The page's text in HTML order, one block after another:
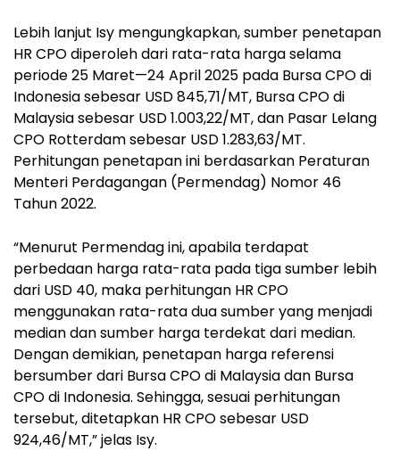
Lebih lanjut Isy mengungkapkan, sumber penetapan
HR CPO diperoleh dari rata-rata harga selama
periode 25 Maret—24 April 2025 pada Bursa CPO di
Indonesia sebesar USD 845,71/MT, Bursa CPO di
Malaysia sebesar USD 1.003,22/MT, dan Pasar Lelang
CPO Rotterdam sebesar USD 1.283,63/MT.
Perhitungan penetapan ini berdasarkan Peraturan
Menteri Perdagangan (Permendag) Nomor 46
Tahun 2022.
“Menurut Permendag ini, apabila terdapat
perbedaan harga rata-rata pada tiga sumber lebih
dari USD 40, maka perhitungan HR CPO
menggunakan rata-rata dua sumber yang menjadi
median dan sumber harga terdekat dari median.
Dengan demikian, penetapan harga referensi
bersumber dari Bursa CPO di Malaysia dan Bursa
CPO di Indonesia. Sehingga, sesuai perhitungan
tersebut, ditetapkan HR CPO sebesar USD
924,46/MT,” jelas Isy.